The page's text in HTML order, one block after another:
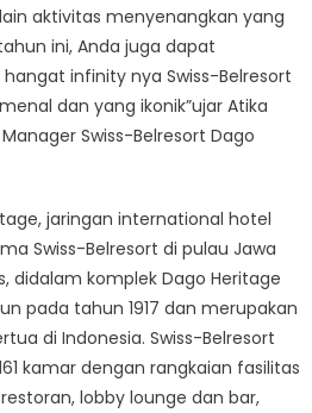
aktivitas menyenangkan yang
ini, Anda juga dapat
infinity nya Swiss-Belresort
dan yang ikonik”ujar Atika
Swiss-Belresort Dago
jaringan international hotel
Swiss-Belresort di pulau Jawa
didalam komplek Dago Heritage
pada tahun 1917 dan merupakan
di Indonesia. Swiss-Belresort
kamar dengan rangkaian fasilitas
lobby lounge dan bar,